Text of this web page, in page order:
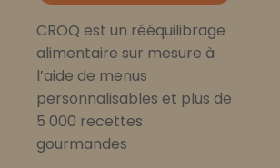
CROQ est un rééquilibrage
alimentaire sur mesure à
l’aide de menus
personnalisables et plus de
5 000 recettes
gourmandes